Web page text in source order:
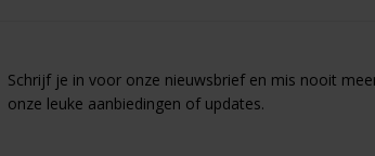
Schrijf je in voor onze nieuwsbrief en mis nooit
onze leuke aanbiedingen of updates.